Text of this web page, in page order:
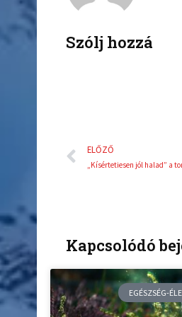
o
Szólj hozzá
Előző
ELŐZŐ
„Kísértetiesen jól halad” a
Kapcsolódó
EGÉSZSÉG-